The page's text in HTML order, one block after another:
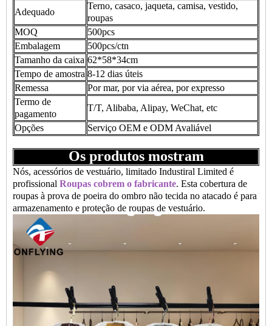
Adequado
Terno, casaco, jaqueta, camisa, vestido,
roupas
MOQ
500pcs
Embalagem
500pcs/ctn
Tamanho da caixa 62*58*34cm
Tempo de amostra 8-12 dias úteis
Remessa
Por mar, por via aérea, por expresso
Termo de
pagamento
T/T, Alibaba, Alipay, WeChat, etc
Opções
Serviço OEM e ODM Avaliável
Os produtos mostram
Nós, acessórios de vestuário, limitado Industiral Limited é
profissional Roupas cobrem o fabricante. Esta cobertura de
roupas à prova de poeira do ombro não tecida no atacado é para
armazenamento e proteção de roupas de vestuário.